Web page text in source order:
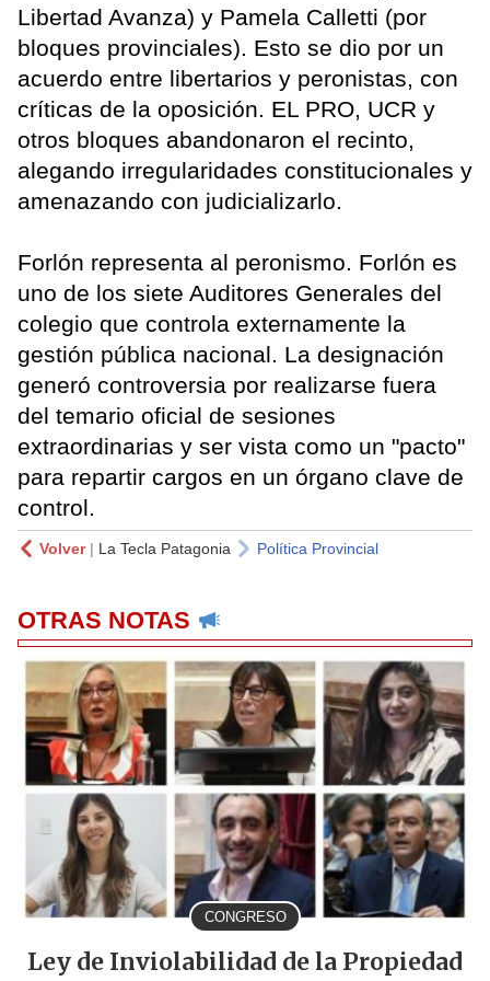
Libertad Avanza) y Pamela Calletti (por
bloques provinciales). Esto se dio por un
acuerdo entre libertarios y peronistas, con
críticas de la oposición. EL PRO, UCR y
otros bloques abandonaron el recinto,
alegando irregularidades constitucionales y
amenazando con judicializarlo.
Forlón representa al peronismo. Forlón es
uno de los siete Auditores Generales del
colegio que controla externamente la
gestión pública nacional. La designación
generó controversia por realizarse fuera
del temario oficial de sesiones
extraordinarias y ser vista como un "pacto"
para repartir cargos en un órgano clave de
control.
Volver| La Tecla Patagonia Política Provincial
OTRAS NOTAS
CONGRESO
Ley de Inviolabilidad de la Propiedad